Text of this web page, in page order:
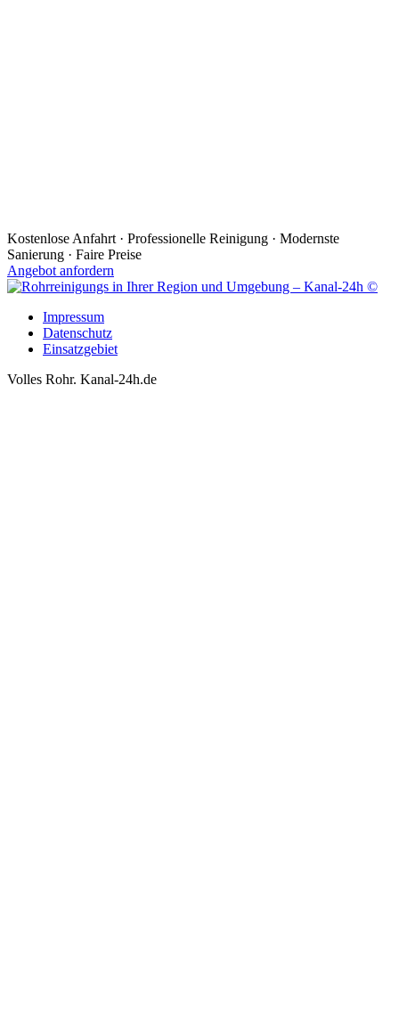
Kostenlose Anfahrt · Professionelle Reinigung · Modernste
Sanierung · Faire Preise
Angebot anfordern
Impressum
Datenschutz
Einsatzgebiet
Volles Rohr. Kanal-24h.de